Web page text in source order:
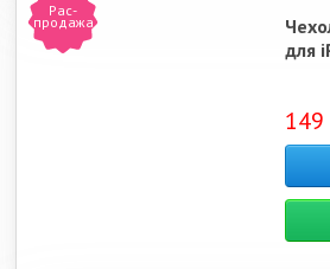
Рас-
продажа
для
149